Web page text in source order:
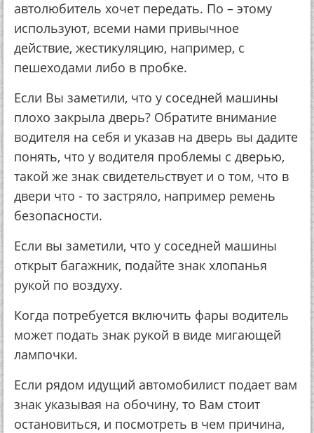
автолюбитель хочет передать. По – этому
используют, всеми нами привычное
действие, жестикуляцию, например, с
пешеходами либо в пробке.
Если Вы заметили, что у соседней машины
плохо закрыла дверь? Обратите внимание
водителя на себя и указав на дверь вы дадите
понять, что у водителя проблемы с дверью,
такой же знак свидетельствует и о том, что в
двери что - то застряло, например ремень
безопасности.
Если вы заметили, что у соседней машины
открыт багажник, подайте знак хлопанья
рукой по воздуху.
Когда потребуется включить фары водитель
может подать знак рукой в виде мигающей
лампочки.
Если рядом идущий автомобилист подает вам
знак указывая на обочину, то Вам стоит
остановиться, и посмотреть в чем причина,